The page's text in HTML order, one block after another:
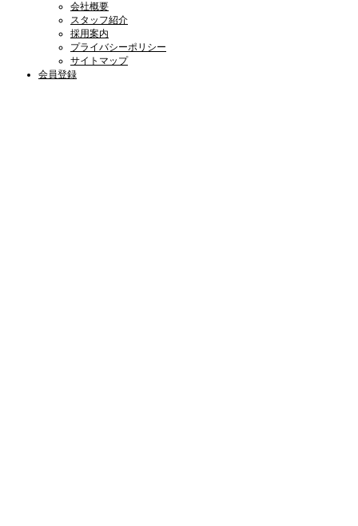
会社概要
スタッフ紹介
採用案内
プライバシーポリシー
サイトマップ
会員登録